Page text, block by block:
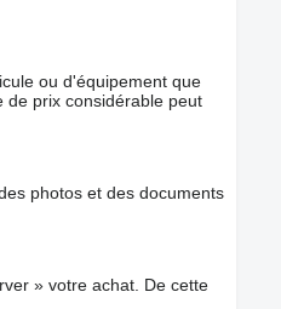
ou d'équipement que
de prix considérable peut
photos et des documents
» votre achat. De cette